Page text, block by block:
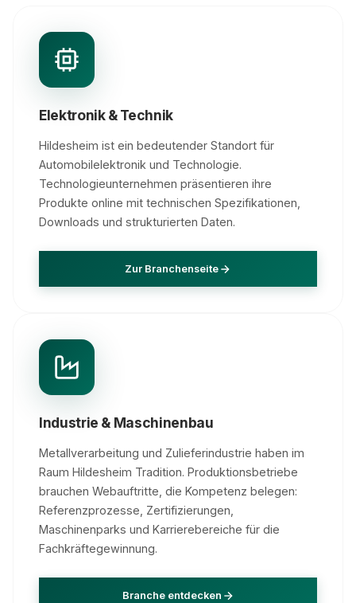
Elektronik & Technik
Hildesheim ist ein bedeutender Standort für
Automobilelektronik und Technologie.
Technologieunternehmen präsentieren ihre
Produkte online mit technischen Spezifikationen,
Downloads und strukturierten Daten.
Zur Branchenseite
Industrie & Maschinenbau
Metallverarbeitung und Zulieferindustrie haben im
Raum Hildesheim Tradition. Produktionsbetriebe
brauchen Webauftritte, die Kompetenz belegen:
Referenzprozesse, Zertifizierungen,
Maschinenparks und Karrierebereiche für die
Fachkräftegewinnung.
Branche entdecken